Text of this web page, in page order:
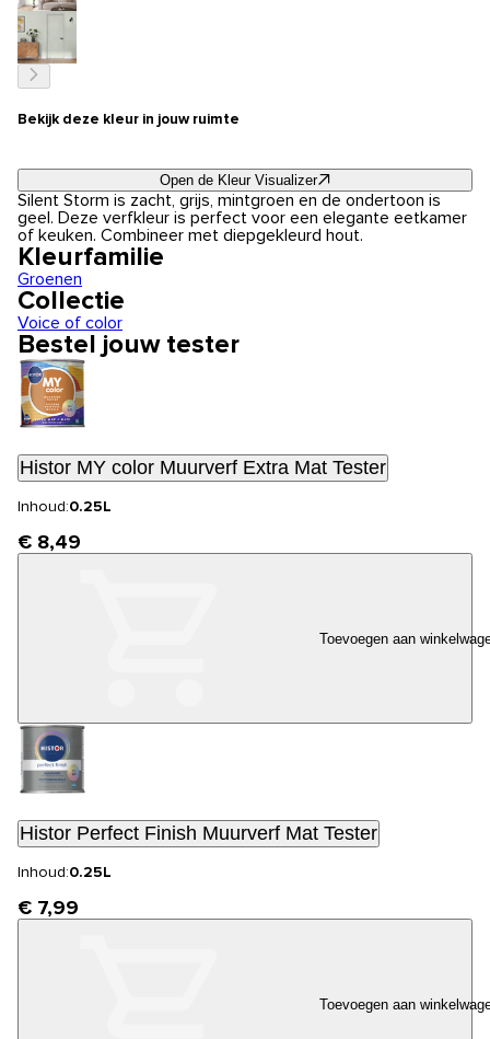
Bekijk deze kleur in jouw ruimte
Open de Kleur Visualizer
Silent Storm is zacht, grijs, mintgroen en de ondertoon is
geel. Deze verfkleur is perfect voor een elegante eetkamer
of keuken. Combineer met diepgekleurd hout.
Kleurfamilie
Groenen
Collectie
Voice of color
Bestel jouw tester
Histor MY color Muurverf Extra Mat Tester
Inhoud:0.25L
€ 8,49
Toevoegen aan
Histor Perfect Finish Muurverf Mat Tester
Inhoud:0.25L
€ 7,99
Toevoegen aan